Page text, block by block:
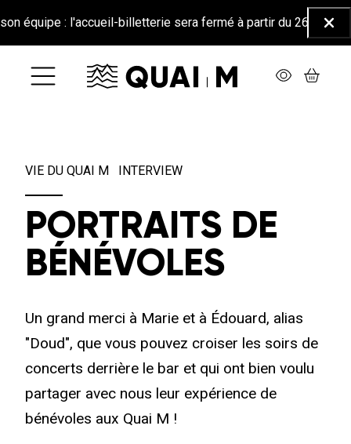
équipe : l'accueil-billetterie sera fermé à partir du 26 juin
VIE DU QUAI M INTERVIEW
PORTRAITS DE
BÉNÉVOLES
Un grand merci à Marie et à Édouard, alias
"Doud", que vous pouvez croiser les soirs de
concerts derrière le bar et qui ont bien voulu
partager avec nous leur expérience de
bénévoles aux Quai M !